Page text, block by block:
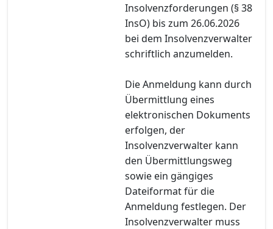
Insolvenzforderungen (§ 38
InsO) bis zum 26.06.2026
bei dem Insolvenzverwalter
schriftlich anzumelden.
Die Anmeldung kann durch
Übermittlung eines
elektronischen Dokuments
erfolgen, der
Insolvenzverwalter kann
den Übermittlungsweg
sowie ein gängiges
Dateiformat für die
Anmeldung festlegen. Der
Insolvenzverwalter muss